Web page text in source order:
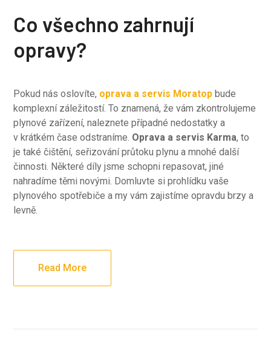
Co všechno zahrnují
opravy?
Pokud nás oslovíte, oprava a servis Moratop bude
komplexní záležitostí. To znamená, že vám zkontrolujeme
plynové zařízení, naleznete případné nedostatky a
v krátkém čase odstraníme. Oprava a servis Karma, to
je také čištění, seřizování průtoku plynu a mnohé další
činnosti. Některé díly jsme schopni repasovat, jiné
nahradíme těmi novými. Domluvte si prohlídku vaše
plynového spotřebiče a my vám zajistíme opravdu brzy a
levně.
Read More